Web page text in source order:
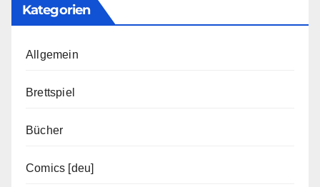
Kategorien
Allgemein
Brettspiel
Bücher
Comics [deu]